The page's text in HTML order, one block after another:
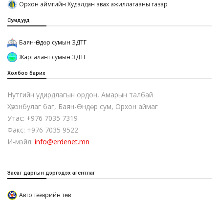
Орхон аймгийн Худалдан авах ажиллагааны газар
Сумдууд
Баян-Өндөр сумын ЗДТГ
Жаргалант сумын ЗДТГ
Холбоо барих
Нутгийн удирдлагын ордон, Амарын талбай
Хүрэнбулаг баг, Баян-Өндөр сум, Орхон аймаг
Утас: +976 7035 7319
Факс: +976 7035 9522
И-мэйл: info@erdenet.mn
Засаг даргын дэргэдэх агентлаг
Авто тээврийн төв